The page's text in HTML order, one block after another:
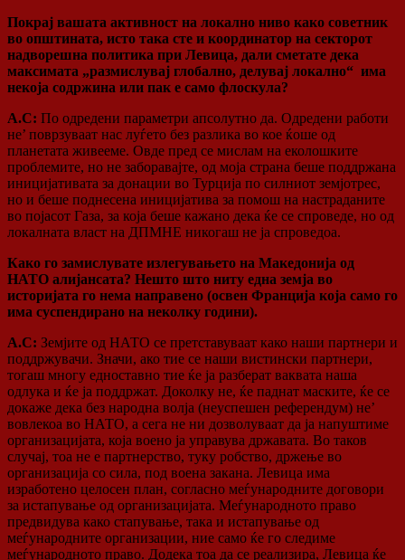
Покрај вашата активност на локално ниво како советник
во општината, исто така сте и координатор на секторот
надворешна политика при Левица, дали сметате дека
максимата „размислувај глобално, делувај локално“ има
некоја содржина или пак е само флоскула?
А.С: По одредени параметри апсолутно да. Одредени работи
не’ поврзуваат нас луѓето без разлика во кое ќоше од
планетата живееме. Овде пред се мислам на еколошките
проблемите, но не заборавајте, од моја страна беше поддржана
иницијативата за донации во Турција по силниот земјотрес,
но и беше поднесена иницијатива за помош на настраданите
во појасот Газа, за која беше кажано дека ќе се спроведе, но од
локалната власт на ДПМНЕ никогаш не ја спроведоа.
Како го замислувате излегувањето на Македонија од
НАТО алијансата? Нешто што ниту една земја во
историјата го нема направено (освен Франција која само го
има суспендирано на неколку години).
А.С: Земјите од НАТО се претставуваат како наши партнери и
поддржувачи. Значи, ако тие се наши вистински партнери,
тогаш многу едноставно тие ќе ја разберат ваквата наша
одлука и ќе ја поддржат. Доколку не, ќе паднат маските, ќе се
докаже дека без народна волја (неуспешен референдум) не’
вовлекоа во НАТО, а сега не ни дозволуваат да ја напуштиме
организацијата, која воено ја управува државата. Во таков
случај, тоа не е партнерство, туку робство, држење во
организација со сила, под воена закана. Левица има
изработено целосен план, согласно меѓународните договори
за истапување од организацијата. Меѓународното право
предвидува како стапување, така и истапување од
меѓународните организации, ние само ќе го следиме
меѓународното право. Додека тоа да се реализира, Левица ќе